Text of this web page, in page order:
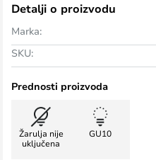
Detalji o proizvodu
Marka:
SKU:
Prednosti proizvoda
Žarulja nije
uključena
GU10